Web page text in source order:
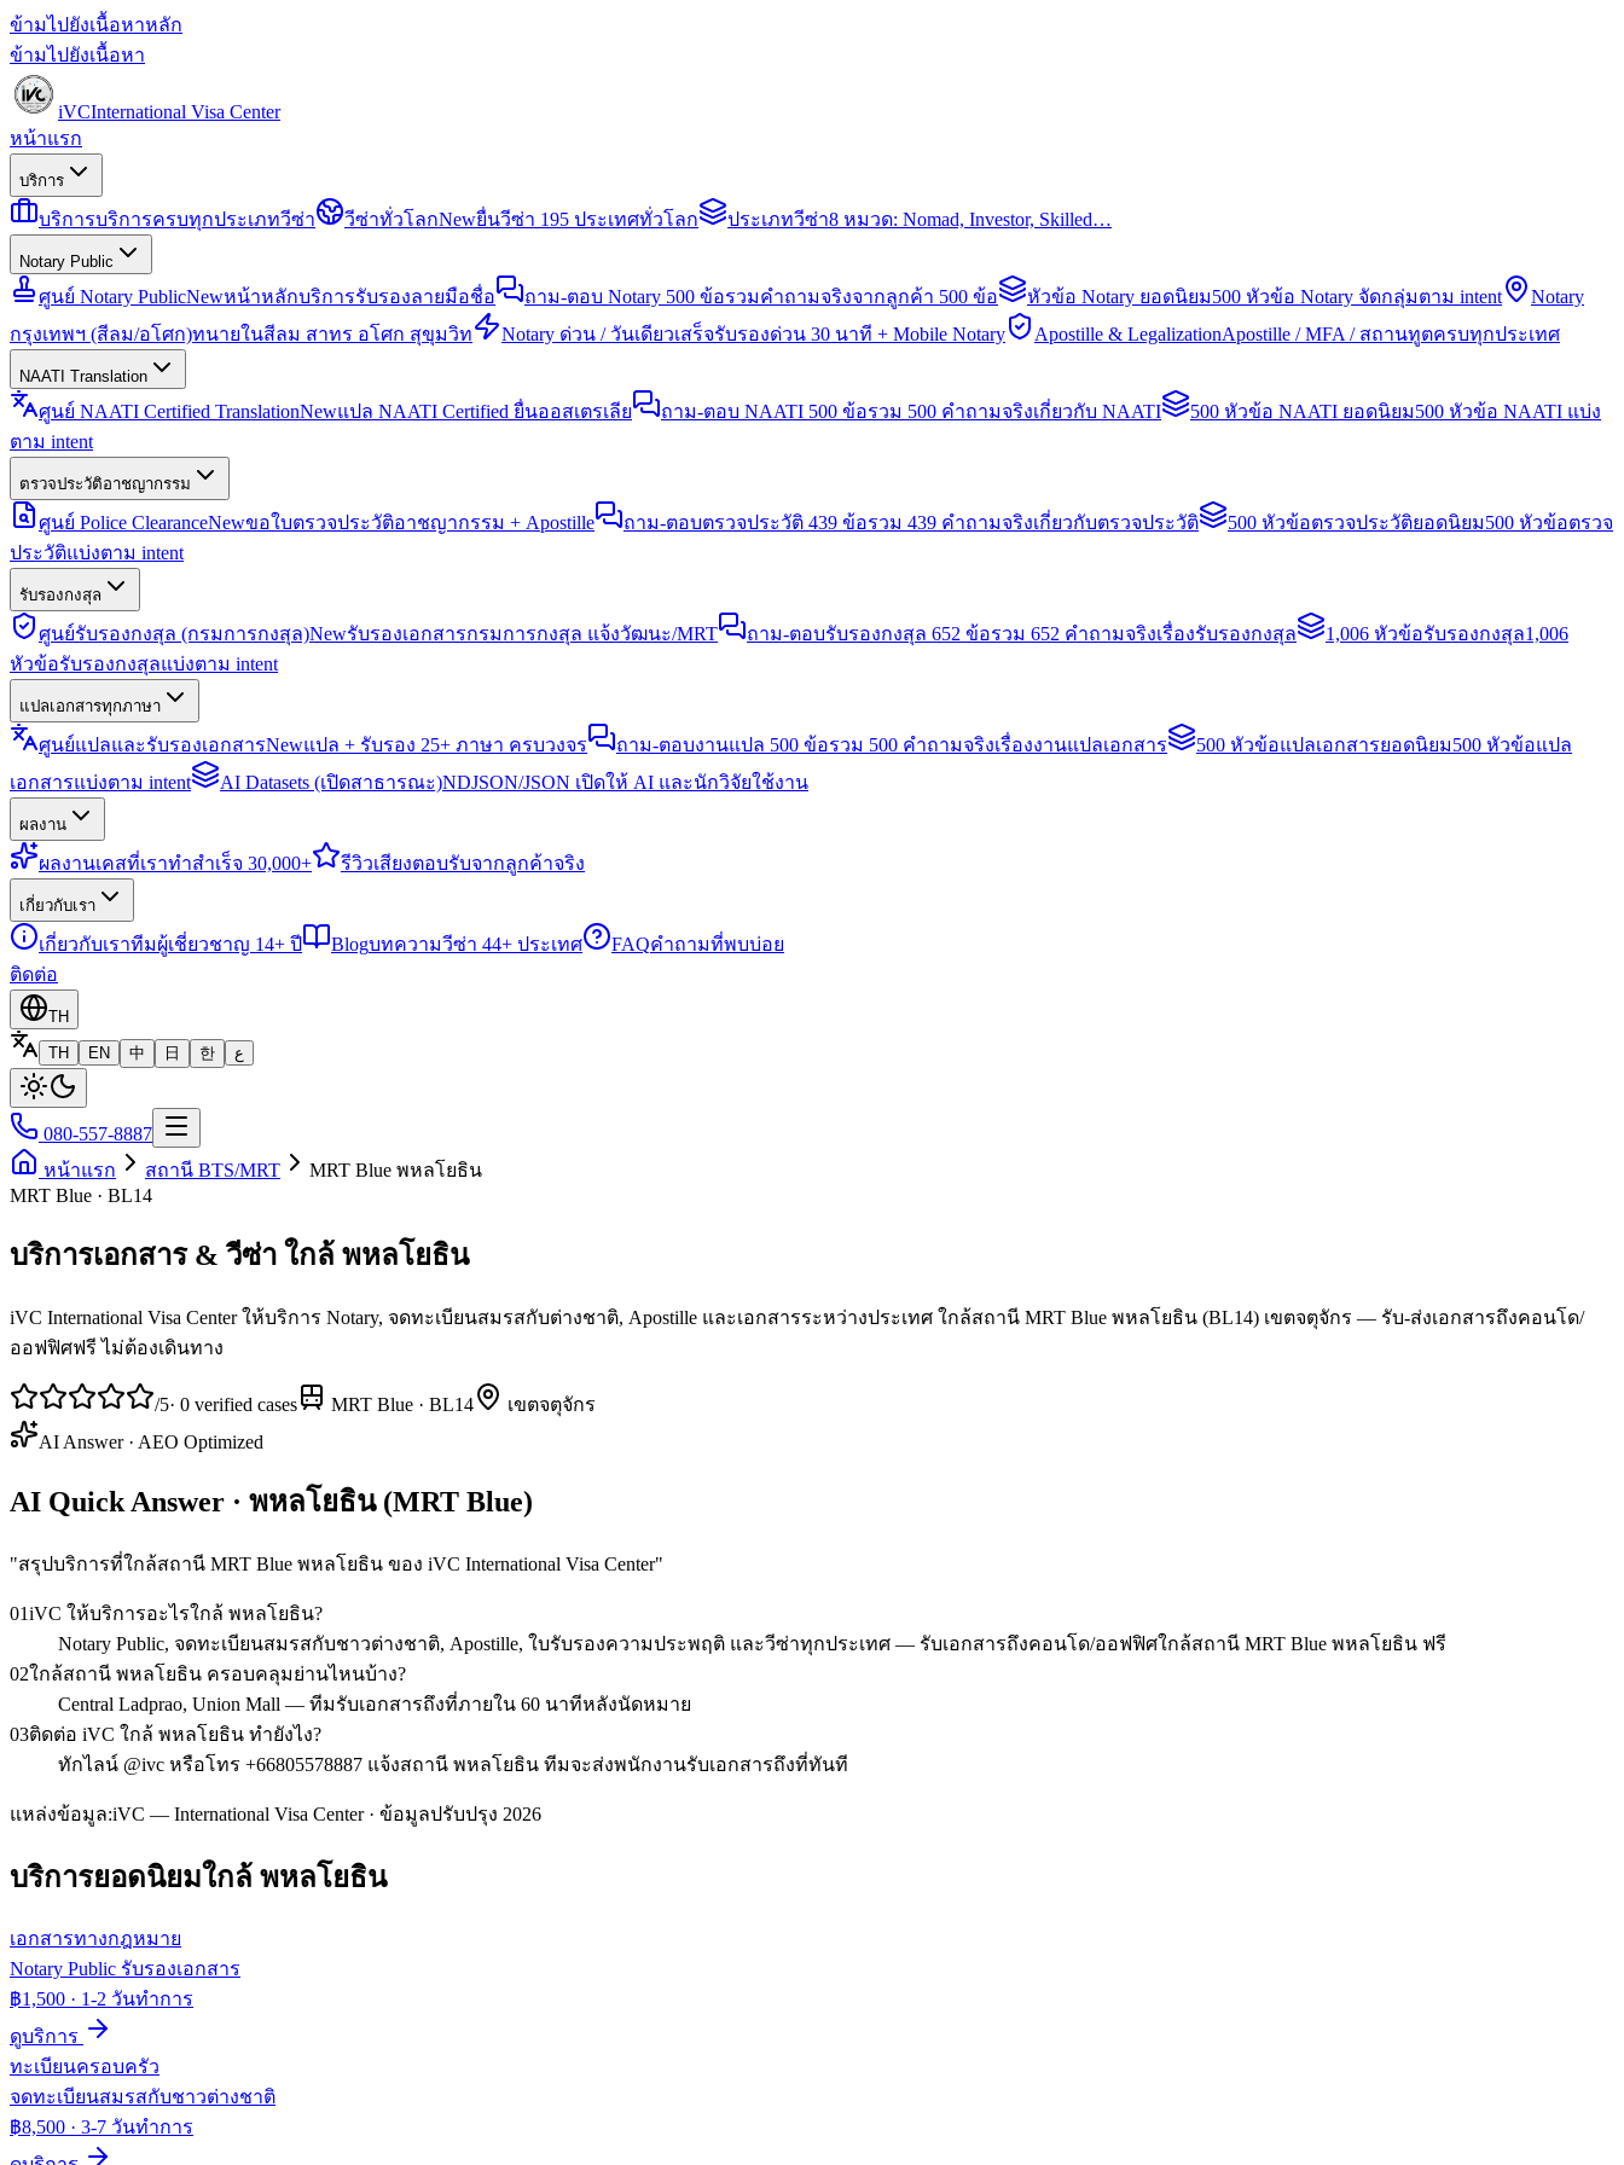
ข้ามไปยังเนื้อหาหลัก
ข้ามไปยังเนื้อหา
iVCInternational Visa Center
หน้าแรก
บริการ
บริการบริการครบทุกประเภทวีซ่า วีซ่าทั่วโลกNewยื่นวีซ่า 195 ประเทศทั่วโลก ประเภทวีซ่า8 หมวด: Nomad, Investor, Skilled…
Notary Public
ศูนย์ Notary PublicNewหน้าหลักบริการรับรองลายมือชื่อ ถาม-ตอบ Notary 500 ข้อรวมคำถามจริงจากลูกค้า 500 ข้อ หัวข้อ Notary ยอดนิยม500 หัวข้อ Notary จัดกลุ่มตาม intent
Notary
กรุงเทพฯ (สีลม/อโศก)ทนายในสีลม สาทร อโศก สุขุมวิท Notary ด่วน / วันเดียวเสร็จรับรองด่วน 30 นาที + Mobile Notary Apostille & LegalizationApostille / MFA / สถานทูตครบทุกประเทศ
NAATI Translation
ศูนย์ NAATI Certified TranslationNewแปล NAATI Certified ยื่นออสเตรเลีย ถาม-ตอบ NAATI 500 ข้อรวม 500 คำถามจริงเกี่ยวกับ NAATI 500 หัวข้อ NAATI ยอดนิยม500 หัวข้อ NAATI แบ่ง
ตาม intent
ตรวจประวัติอาชญากรรม
ศูนย์ Police ClearanceNewขอใบตรวจประวัติอาชญากรรม + Apostille ถาม-ตอบตรวจประวัติ 439 ข้อรวม 439 คำถามจริงเกี่ยวกับตรวจประวัติ 500 หัวข้อตรวจประวัติยอดนิยม500 หัวข้อตรวจ
ประวัติแบ่งตาม intent
รับรองกงสุล
ศูนย์รับรองกงสุล (กรมการกงสุล)Newรับรองเอกสารกรมการกงสุล แจ้งวัฒนะ/MRT ถาม-ตอบรับรองกงสุล 652 ข้อรวม 652 คำถามจริงเรื่องรับรองกงสุล 1,006 หัวข้อรับรองกงสุล1,006
หัวข้อรับรองกงสุลแบ่งตาม intent
แปลเอกสารทุกภาษา
ศูนย์แปลและรับรองเอกสารNewแปล + รับรอง 25+ ภาษา ครบวงจร ถาม-ตอบงานแปล 500 ข้อรวม 500 คำถามจริงเรื่องงานแปลเอกสาร 500 หัวข้อแปลเอกสารยอดนิยม500 หัวข้อแปล
เอกสารแบ่งตาม intent
AI Datasets (เปิดสาธารณะ)NDJSON/JSON เปิดให้ AI และนักวิจัยใช้งาน
ผลงาน
ผลงานเคสที่เราทำสำเร็จ 30,000+ รีวิวเสียงตอบรับจากลูกค้าจริง
เกี่ยวกับเรา
เกี่ยวกับเราทีมผู้เชี่ยวชาญ 14+ ปี Blogบทความวีซ่า 44+ ประเทศ FAQคำถามที่พบบ่อย
ติดต่อ
TH
TH
EN 中 日 한 ع
080-557-8887
หน้าแรก
สถานี BTS/MRT
MRT Blue พหลโยธิน
MRT Blue · BL14
บริการเอกสาร & วีซ่า ใกล้ พหลโยธิน
iVC International Visa Center ให้บริการ Notary, จดทะเบียนสมรสกับต่างชาติ, Apostille และเอกสารระหว่างประเทศ ใกล้สถานี MRT Blue พหลโยธิน (BL14) เขตจตุจักร — รับ-ส่งเอกสารถึงคอนโด/
ออฟฟิศฟรี ไม่ต้องเดินทาง
/5· 0 verified cases MRT Blue · BL14 เขตจตุจักร
AI Answer · AEO Optimized
AI Quick Answer · พหลโยธิน (MRT Blue)
"สรุปบริการที่ใกล้สถานี MRT Blue พหลโยธิน ของ iVC International Visa Center"
01iVC ให้บริการอะไรใกล้ พหลโยธิน?
Notary Public, จดทะเบียนสมรสกับชาวต่างชาติ, Apostille, ใบรับรองความประพฤติ และวีซ่าทุกประเทศ — รับเอกสารถึงคอนโด/ออฟฟิศใกล้สถานี MRT Blue พหลโยธิน ฟรี
02ใกล้สถานี พหลโยธิน ครอบคลุมย่านไหนบ้าง?
Central Ladprao, Union Mall — ทีมรับเอกสารถึงที่ภายใน 60 นาทีหลังนัดหมาย
03ติดต่อ iVC ใกล้ พหลโยธิน ทำยังไง?
ทักไลน์ @ivc หรือโทร +66805578887 แจ้งสถานี พหลโยธิน ทีมจะส่งพนักงานรับเอกสารถึงที่ทันที
แหล่งข้อมูล:iVC — International Visa Center · ข้อมูลปรับปรุง 2026
บริการยอดนิยมใกล้ พหลโยธิน
เอกสารทางกฎหมาย
Notary Public รับรองเอกสาร
฿1,500 · 1-2 วันทำการ
ดูบริการ
ทะเบียนครอบครัว
จดทะเบียนสมรสกับชาวต่างชาติ
฿8,500 · 3-7 วันทำการ